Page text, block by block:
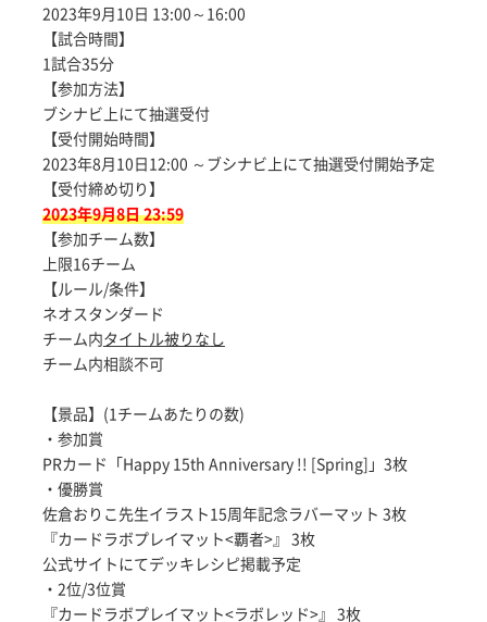
2023年9月10日 13:00～16:00
【試合時間】
1試合35分
【参加方法】
ブシナビ上にて抽選受付
【受付開始時間】
2023年8月10日12:00 ～ブシナビ上にて抽選受付開始予定
【受付締め切り】
2023年9月8日 23:59
【参加チーム数】
上限16チーム
【ルール/条件】
ネオスタンダード
チーム内タイトル被りなし
チーム内相談不可
【景品】(1チームあたりの数)
・参加賞
PRカード「Happy 15th Anniversary !! [Spring]」3枚
・優勝賞
佐倉おりこ先生イラスト15周年記念ラバーマット 3枚
『カードラボプレイマット<覇者>』 3枚
公式サイトにてデッキレシピ掲載予定
・2位/3位賞
『カードラボプレイマット<ラボレッド>』 3枚